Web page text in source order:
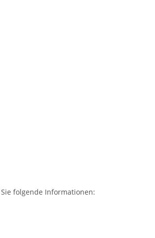
folgende Informationen: